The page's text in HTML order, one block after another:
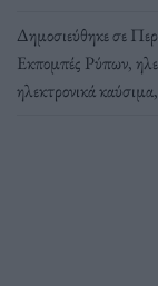
Δημοσιεύθηκε σε
Εκπομπές Ρύπων,
ηλεκτρονικά καύσιμα,